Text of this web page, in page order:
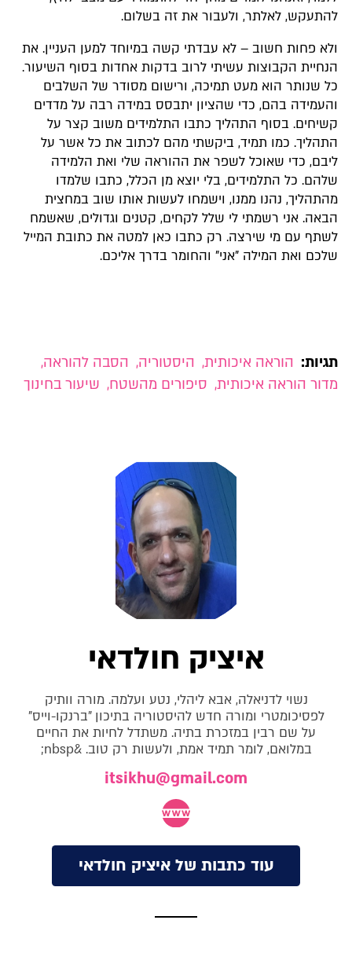
להתעקש, לאלתר, ולעבור את זה בשלום.
ולא פחות חשוב – לא עבדתי קשה במיוחד למען העניין. את
הנחיית הקבוצות עשיתי לרוב בדקות אחדות בסוף השיעור.
כל שנותר הוא מעט תמיכה, ורישום מסודר של השלבים
והעמידה בהם, כדי שהציון יתבסס במידה רבה על מדדים
קשיחים. בסוף התהליך כתבו התלמידים משוב קצר על
התהליך. כמו תמיד, ביקשתי מהם לכתוב את כל אשר על
ליבם, כדי שאוכל לשפר את ההוראה שלי ואת הלמידה
שלהם. כל התלמידים, בלי יוצא מן הכלל, כתבו שלמדו
מהתהליך, נהנו ממנו, וישמחו לעשות אותו שוב במחצית
הבאה. אני רשמתי לי שלל לקחים, קטנים וגדולים, שאשמח
לשתף עם מי שירצה. רק כתבו כאן למטה את כתובת המייל
שלכם ואת המילה "אני" והחומר בדרך אליכם.
תגיות: הוראה איכותית, היסטוריה, הסבה להוראה,
מדור הוראה איכותית, סיפורים מהשטח, שיעור בחינוך
איציק חולדאי
נשוי לדניאלה, אבא ליהלי, נטע ועלמה. מורה וותיק
לפסיכומטרי ומורה חדש להיסטוריה בתיכון "ברנקו-וייס"
על שם רבין במזכרת בתיה. משתדל לחיות את החיים
במלואם, לומר תמיד אמת, ולעשות רק טוב. &nbsp;
itsikhu@gmail.com
עוד כתבות של איציק חולדאי